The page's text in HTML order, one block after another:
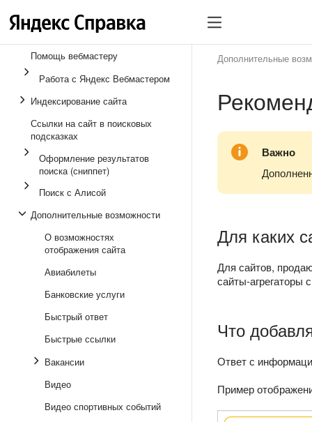
Помощь вебмастеру
Работа с Яндекс Вебмастером
Индексирование сайта
Ссылки на сайт в поисковых
подсказках
Оформление результатов
поиска (сниппет)
Поиск с Алисой
Дополнительные возможности
О возможностях
отображения сайта
Авиабилеты
Банковские услуги
Быстрый ответ
Быстрые ссылки
Вакансии
Видео
Видео спортивных событий
Дополнительные
Важно
Для каких
Для сайтов,
сайты-агрегаторы
Что
Ответ с
Пример